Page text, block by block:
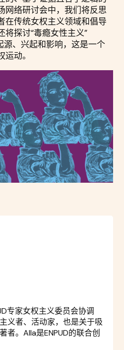
网络研讨会中，我们将反思
在传统女权主义领域和倡导
将探讨“毒瘾女性主义”
源、兴起和影响，这是一个
动。
专家女权主义委员会协调
义者、活动家，也是关于吸
者。Alla是ENPUD的联合创